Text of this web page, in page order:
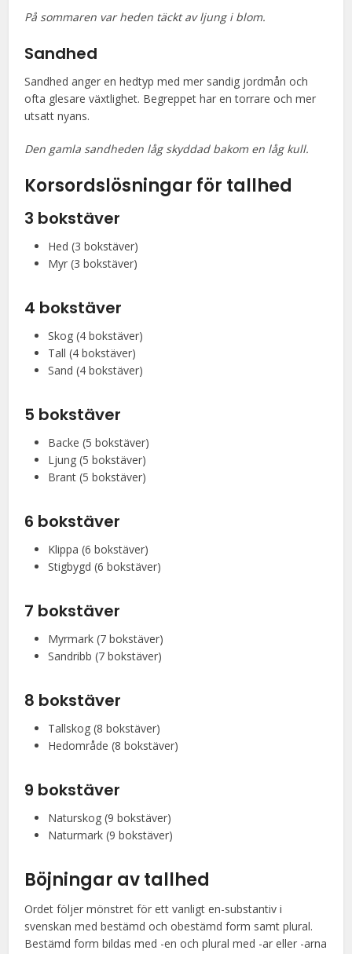
På sommaren var heden täckt av ljung i blom.
Sandhed
Sandhed anger en hedtyp med mer sandig jordmån och
ofta glesare växtlighet. Begreppet har en torrare och mer
utsatt nyans.
Den gamla sandheden låg skyddad bakom en låg kull.
Korsordslösningar för tallhed
3 bokstäver
Hed (3 bokstäver)
Myr (3 bokstäver)
4 bokstäver
Skog (4 bokstäver)
Tall (4 bokstäver)
Sand (4 bokstäver)
5 bokstäver
Backe (5 bokstäver)
Ljung (5 bokstäver)
Brant (5 bokstäver)
6 bokstäver
Klippa (6 bokstäver)
Stigbygd (6 bokstäver)
7 bokstäver
Myrmark (7 bokstäver)
Sandribb (7 bokstäver)
8 bokstäver
Tallskog (8 bokstäver)
Hedområde (8 bokstäver)
9 bokstäver
Naturskog (9 bokstäver)
Naturmark (9 bokstäver)
Böjningar avtallhed
Ordet följer mönstret för ett vanligt en-substantiv i
svenskan med bestämd och obestämd form samt plural.
Bestämd form bildas med -en och plural med -ar eller -arna